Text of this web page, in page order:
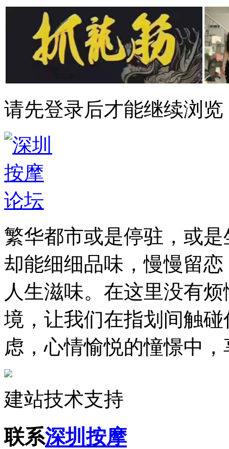
请先登录后才能继续浏览
繁华都市或是停驻，或
却能细细品味，慢慢留
人生滋味。在这里没有
境，让我们在指划间触
虑，心情愉悦的憧憬中
建站技术支持
联系深圳按摩